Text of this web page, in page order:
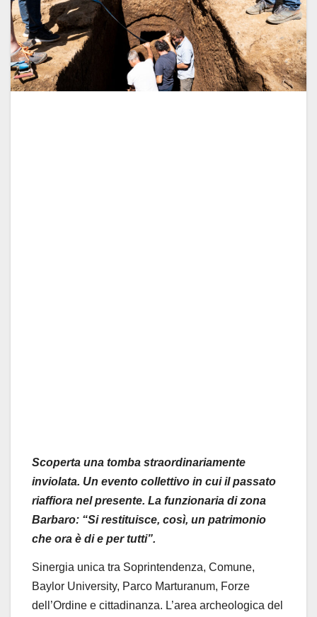
Scoperta una tomba straordinariamente
inviolata. Un evento collettivo in cui il passato
riaffiora nel presente. La funzionaria di zona
Barbaro: “Si restituisce, così, un patrimonio
che ora è di e per tutti”.
Sinergia unica tra Soprintendenza, Comune,
Baylor University, Parco Marturanum, Forze
dell’Ordine e cittadinanza. L’area archeologica del